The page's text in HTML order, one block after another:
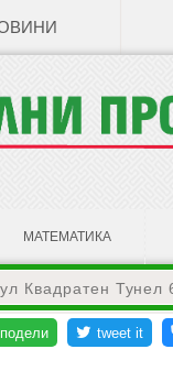
МАТЕМАТИКА
Квадратен Тунел